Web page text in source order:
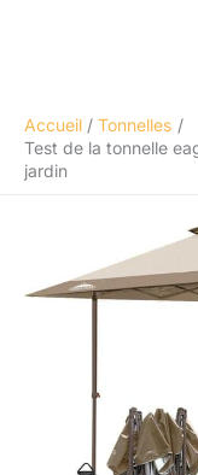
Accueil
Tonnelles
Test de la tonnelle
jardin